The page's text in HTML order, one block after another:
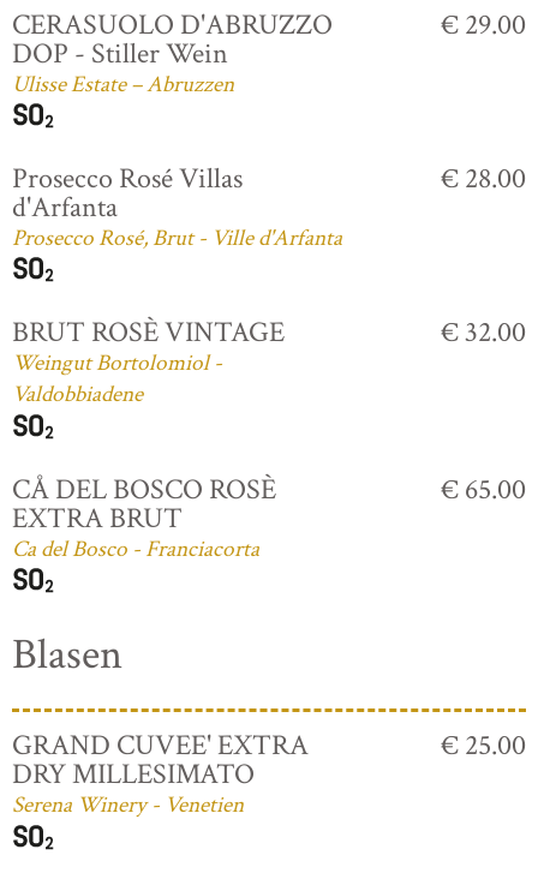
CERASUOLO D'ABRUZZO
DOP - Stiller Wein
Ulisse Estate – Abruzzen
€ 29.00
Prosecco Rosé Villas
d'Arfanta
Prosecco Rosé, Brut - Ville d'Arfanta
€ 28.00
BRUT ROSÈ VINTAGE
Weingut Bortolomiol -
Valdobbiadene
€ 32.00
CÅ DEL BOSCO ROSÈ
EXTRA BRUT
Ca del Bosco - Franciacorta
€ 65.00
Blasen
GRAND CUVEE' EXTRA
DRY MILLESIMATO
Serena Winery - Venetien
€ 25.00